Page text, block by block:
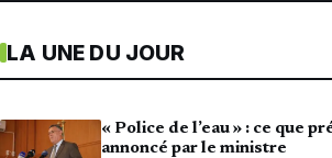
LA UNE DU JOUR
« Police de l’eau » : ce que
annoncé par le ministre